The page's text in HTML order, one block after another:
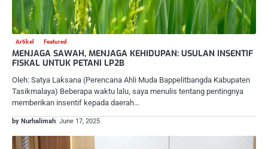
Artikel Featured
MENJAGA SAWAH, MENJAGA KEHIDUPAN: USULAN INSENTIF
FISKAL UNTUK PETANI LP2B
Oleh: Satya Laksana (Perencana Ahli Muda Bappelitbangda Kabupaten
Tasikmalaya) Beberapa waktu lalu, saya menulis tentang pentingnya
memberikan insentif kepada daerah…
by Nurhalimah June 17, 2025